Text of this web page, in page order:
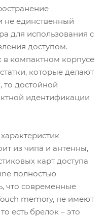
не единственный
для использования с
доступом.
в компактном корпусе
которые делают
то достойной
идентификации
из чипа и антенны,
карт доступа
полностью
что современные
memory, не имеют
есть брелок – это